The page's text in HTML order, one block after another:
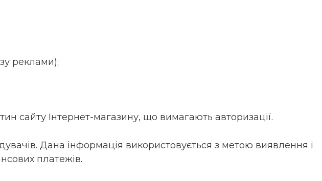
реклами);
сайту Інтернет-магазину, що вимагають авторизації.
Дана інформація використовується з метою виявлення і
платежів.